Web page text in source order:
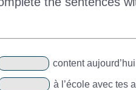
content
à l’école avec tes